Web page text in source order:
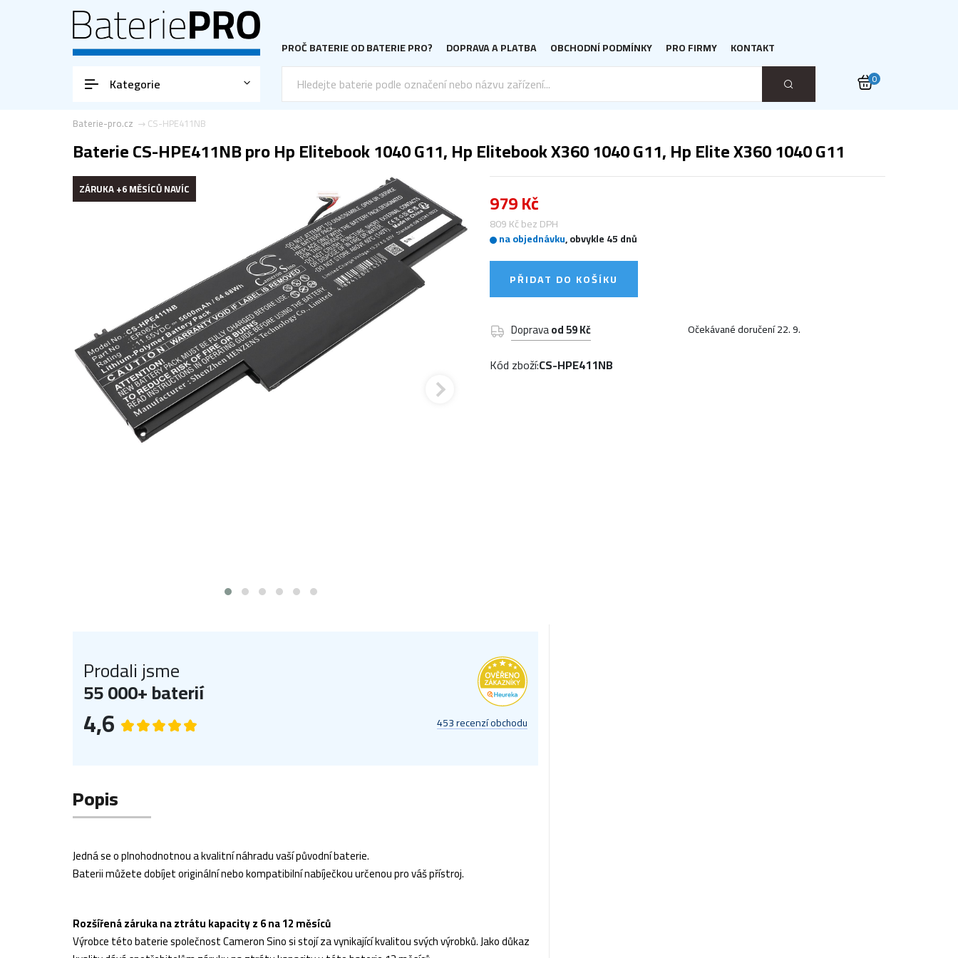
PROČ BATERIE OD BATERIE PRO? DOPRAVA A PLATBA OBCHODNÍ PODMÍNKY PRO FIRMY KONTAKT
Kategorie 0
CS-HPE411NB
Baterie-pro.cz
Baterie CS-HPE411NB pro Hp Elitebook 1040 G11, Hp Elitebook X360 1040 G11, Hp Elite X360 1040 G11
ZÁRUKA +6 MĚSÍCŮ NAVÍC 979 Kč
809 Kč bez DPH
na objednávku, obvykle 45 dnů
PŘIDAT DO KOŠÍKU
Dopravaod 59 Kč Očekávané doručení 22. 9.
Kód zboží:CS-HPE411NB
Prodali jsme
55 000+ baterií
4,6 453 recenzí obchodu
Popis
Jedná se o plnohodnotnou a kvalitní náhradu vaší původní baterie.
Baterii můžete dobíjet originální nebo kompatibilní nabíječkou určenou pro váš přístroj.
Rozšířená záruka na ztrátu kapacity z 6 na 12 měsíců
Výrobce této baterie společnost Cameron Sino si stojí za vynikající kvalitou svých výrobků. Jako důkaz